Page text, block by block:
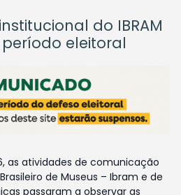
do IBRAM
eleitoral
as atividades de comunicação
de Museus – Ibram e de
passaram a observar as